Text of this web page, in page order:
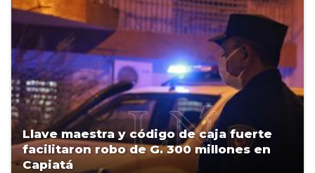
Llave maestra y código de caja fuerte
facilitaron robo de G. 300 millones en
Capiatá